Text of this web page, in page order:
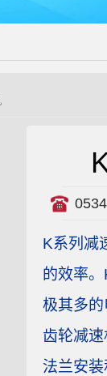
K系列减
的效率
极其多
齿轮减
法兰安